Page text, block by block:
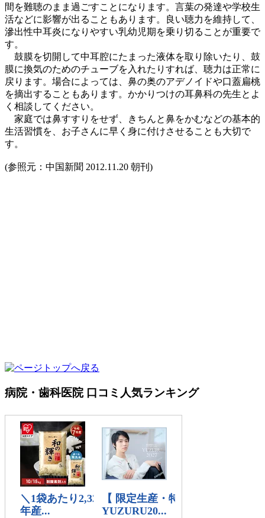
間を難聴のまま過ごすことになります。言葉の発達や学校生
活などに影響が出ることもあります。良い聴力を維持して、
滲出性中耳炎になりやすい乳幼児期を乗り切ることが重要で
す。
鼓膜を切開して中耳腔にたまった液体を取り除いたり、鼓
膜に換気のためのチューブを入れたりすれば、聴力は正常に
戻ります。場合によっては、鼻の奥のアデノイドや口蓋扁桃
を摘出することもあります。かかりつけの耳鼻科の先生とよ
く相談してください。
家庭では鼻すすりをせず、きちんと鼻をかむなどの基本的
生活習慣を、お子さんに早く身に付けさせることも大切で
す。
(参照元：中国新聞 2012.11.20 朝刊)
病院・歯科医院 口コミ人気ランキング